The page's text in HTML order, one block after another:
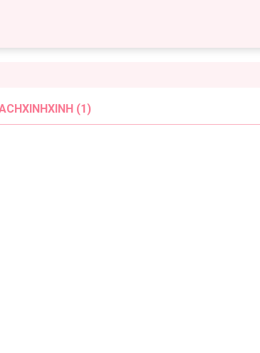
(1)